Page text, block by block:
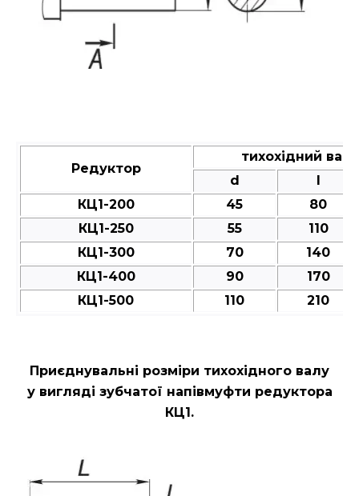
Редуктор
тихохідний
d
l
КЦ1-200
45
80
КЦ1-250
55
110
КЦ1-300
70
140
КЦ1-400
90
170
КЦ1-500
110 210
Приєднувальні розміри тихохідного валу
у вигляді зубчатої напівмуфти редуктора
КЦ1.